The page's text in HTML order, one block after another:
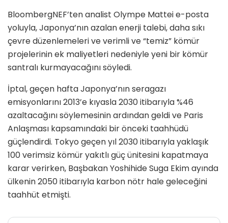
BloombergNEF’ten analist Olympe Mattei e-posta
yoluyla, Japonya’nın azalan enerji talebi, daha sıkı
çevre düzenlemeleri ve verimli ve “temiz” kömür
projelerinin ek maliyetleri nedeniyle yeni bir kömür
santralı kurmayacağını söyledi.
İptal, geçen hafta Japonya’nın seragazı
emisyonlarını 2013’e kıyasla 2030 itibarıyla %46
azaltacağını söylemesinin ardından geldi ve Paris
Anlaşması kapsamındaki bir önceki taahhüdü
güçlendirdi. Tokyo geçen yıl 2030 itibarıyla yaklaşık
100 verimsiz kömür yakıtlı güç ünitesini kapatmaya
karar verirken, Başbakan Yoshihide Suga Ekim ayında
ülkenin 2050 itibarıyla karbon nötr hale geleceğini
taahhüt etmişti.